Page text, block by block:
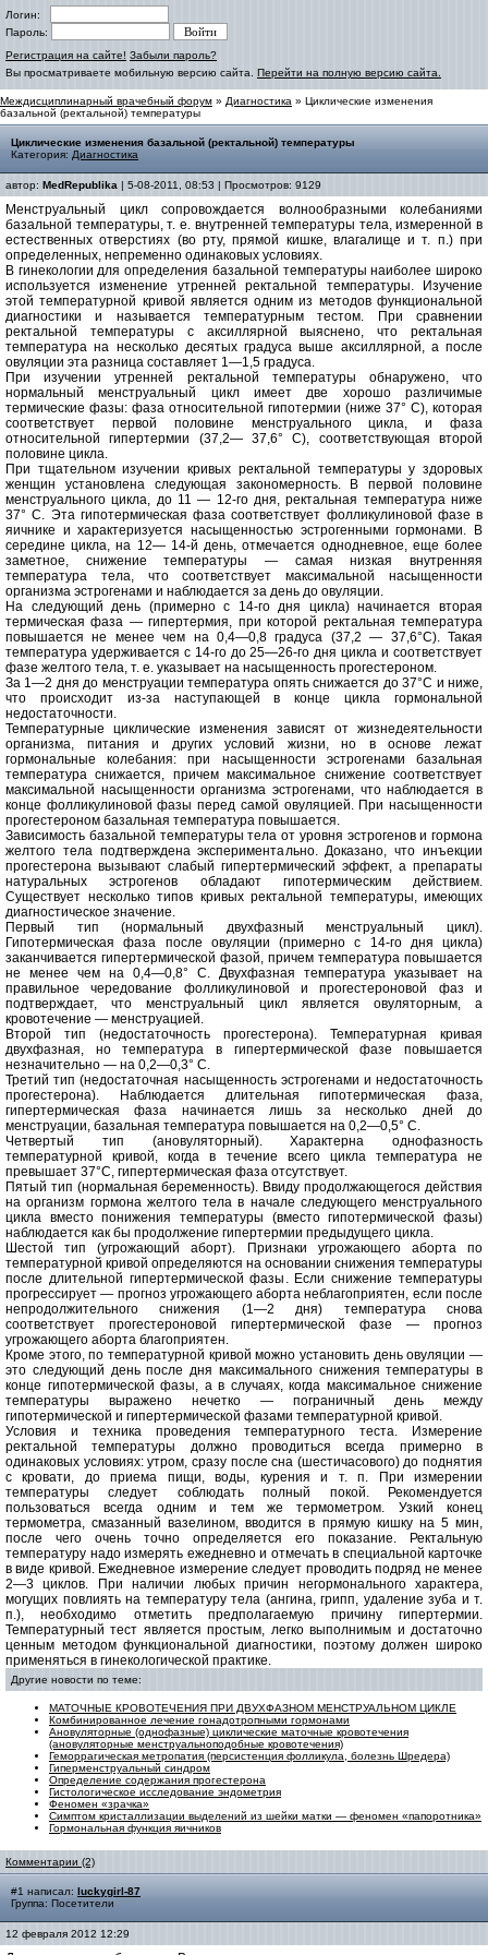
Логин:
Пароль:
Регистрация на сайте! Забыли пароль?
Вы просматриваете мобильную версию сайта. Перейти на полную версию сайта.
Междисциплинарный врачебный форум » Диагностика » Циклические изменения
базальной (ректальной) температуры
Циклические изменения базальной (ректальной) температуры
Категория: Диагностика
автор: MedRepublika | 5-08-2011, 08:53 | Просмотров: 9129
Менструальный цикл сопровождается волнообразными колебаниями
базальной температуры, т. е. внутренней температуры тела, измеренной в
естественных отверстиях (во рту, прямой кишке, влагалище и т. п.) при
определенных, непременно одинаковых условиях.
В гинекологии для определения базальной температуры наиболее широко
используется изменение утренней ректальной температуры. Изучение
этой температурной кривой является одним из методов функциональной
диагностики и называется температурным тестом. При сравнении
ректальной температуры с аксиллярной выяснено, что ректальная
температура на несколько десятых градуса выше аксиллярной, а после
овуляции эта разница составляет 1—1,5 градуса.
При изучении утренней ректальной температуры обнаружено, что
нормальный менструальный цикл имеет две хорошо различимые
термические фазы: фаза относительной гипотермии (ниже 37° С), которая
соответствует первой половине менструального цикла, и фаза
относительной гипертермии (37,2— 37,6° С), соответствующая второй
половине цикла.
При тщательном изучении кривых ректальной температуры у здоровых
женщин установлена следующая закономерность. В первой половине
менструального цикла, до 11 — 12-го дня, ректальная температура ниже
37° С. Эта гипотермическая фаза соответствует фолликулиновой фазе в
яичнике и характеризуется насыщенностью эстрогенными гормонами. В
середине цикла, на 12— 14-й день, отмечается однодневное, еще более
заметное, снижение температуры — самая низкая внутренняя
температура тела, что соответствует максимальной насыщенности
организма эстрогенами и наблюдается за день до овуляции.
На следующий день (примерно с 14-го дня цикла) начинается вторая
термическая фаза — гипертермия, при которой ректальная температура
повышается не менее чем на 0,4—0,8 градуса (37,2 — 37,6°С). Такая
температура удерживается с 14-го до 25—26-го дня цикла и соответствует
фазе желтого тела, т. е. указывает на насыщенность прогестероном.
За 1—2 дня до менструации температура опять снижается до 37°С и ниже,
что происходит из-за наступающей в конце цикла гормональной
недостаточности.
Температурные циклические изменения зависят от жизнедеятельности
организма, питания и других условий жизни, но в основе лежат
гормональные колебания: при насыщенности эстрогенами базальная
температура снижается, причем максимальное снижение соответствует
максимальной насыщенности организма эстрогенами, что наблюдается в
конце фолликулиновой фазы перед самой овуляцией. При насыщенности
прогестероном базальная температура повышается.
Зависимость базальной температуры тела от уровня эстрогенов и гормона
желтого тела подтверждена экспериментально. Доказано, что инъекции
прогестерона вызывают слабый гипертермический эффект, а препараты
натуральных эстрогенов обладают гипотермическим действием.
Существует несколько типов кривых ректальной температуры, имеющих
диагностическое значение.
Первый тип (нормальный двухфазный менструальный цикл).
Гипотермическая фаза после овуляции (примерно с 14-го дня цикла)
заканчивается гипертермической фазой, причем температура повышается
не менее чем на 0,4—0,8° С. Двухфазная температура указывает на
правильное чередование фолликулиновой и прогестероновой фаз и
подтверждает, что менструальный цикл является овуляторным, а
кровотечение — менструацией.
Второй тип (недостаточность прогестерона). Температурная кривая
двухфазная, но температура в гипертермической фазе повышается
незначительно — на 0,2—0,3° С.
Третий тип (недостаточная насыщенность эстрогенами и недостаточность
прогестерона). Наблюдается длительная гипотермическая фаза,
гипертермическая фаза начинается лишь за несколько дней до
менструации, базальная температура повышается на 0,2—0,5° С.
Четвертый тип (ановуляторный). Характерна однофазность
температурной кривой, когда в течение всего цикла температура не
превышает 37°С, гипертермическая фаза отсутствует.
Пятый тип (нормальная беременность). Ввиду продолжающегося действия
на организм гормона желтого тела в начале следующего менструального
цикла вместо понижения температуры (вместо гипотермической фазы)
наблюдается как бы продолжение гипертермии предыдущего цикла.
Шестой тип (угрожающий аборт). Признаки угрожающего аборта по
температурной кривой определяются на основании снижения температуры
после длительной гипертермической фазы. Если снижение температуры
прогрессирует — прогноз угрожающего аборта неблагоприятен, если после
непродолжительного снижения (1—2 дня) температура снова
соответствует прогестероновой гипертермической фазе — прогноз
угрожающего аборта благоприятен.
Кроме этого, по температурной кривой можно установить день овуляции —
это следующий день после дня максимального снижения температуры в
конце гипотермической фазы, а в случаях, когда максимальное снижение
температуры выражено нечетко — пограничный день между
гипотермической и гипертермической фазами температурной кривой.
Условия и техника проведения температурного теста. Измерение
ректальной температуры должно проводиться всегда примерно в
одинаковых условиях: утром, сразу после сна (шестичасового) до поднятия
с кровати, до приема пищи, воды, курения и т. п. При измерении
температуры следует соблюдать полный покой. Рекомендуется
пользоваться всегда одним и тем же термометром. Узкий конец
термометра, смазанный вазелином, вводится в прямую кишку на 5 мин,
после чего очень точно определяется его показание. Ректальную
температуру надо измерять ежедневно и отмечать в специальной карточке
в виде кривой. Ежедневное измерение следует проводить подряд не менее
2—3 циклов. При наличии любых причин негормонального характера,
могущих повлиять на температуру тела (ангина, грипп, удаление зуба и т.
п.), необходимо отметить предполагаемую причину гипертермии.
Температурный тест является простым, легко выполнимым и достаточно
ценным методом функциональной диагностики, поэтому должен широко
применяться в гинекологической практике.
Другие новости по теме:
МАТОЧНЫЕ КРОВОТЕЧЕНИЯ ПРИ ДВУХФАЗНОМ МЕНСТРУАЛЬНОМ ЦИКЛЕ
Комбинированное лечение гонадотропными гормонами
Ановуляторные (однофазные) циклические маточные кровотечения
(ановуляторные менструальноподобные кровотечения)
Геморрагическая метропатия (персистенция фолликула, болезнь Шредера)
Гиперменструальный синдром
Определение содержания прогестерона
Гистологическое исследование эндометрия
Феномен «зрачка»
Симптом кристаллизации выделений из шейки матки — феномен «папоротника»
Гормональная функция яичников
Комментарии (2)
#1 написал: luckygirl-87
Группа: Посетители
12 февраля 2012 12:29